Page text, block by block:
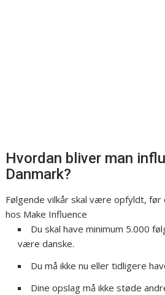
Hvordan bliver man
Danmark?
Følgende vilkår skal være opfyldt, før
hos Make Influence
Du skal have minimum 5.000
være danske.
Du må ikke nu eller tidligere
Dine opslag må ikke støde